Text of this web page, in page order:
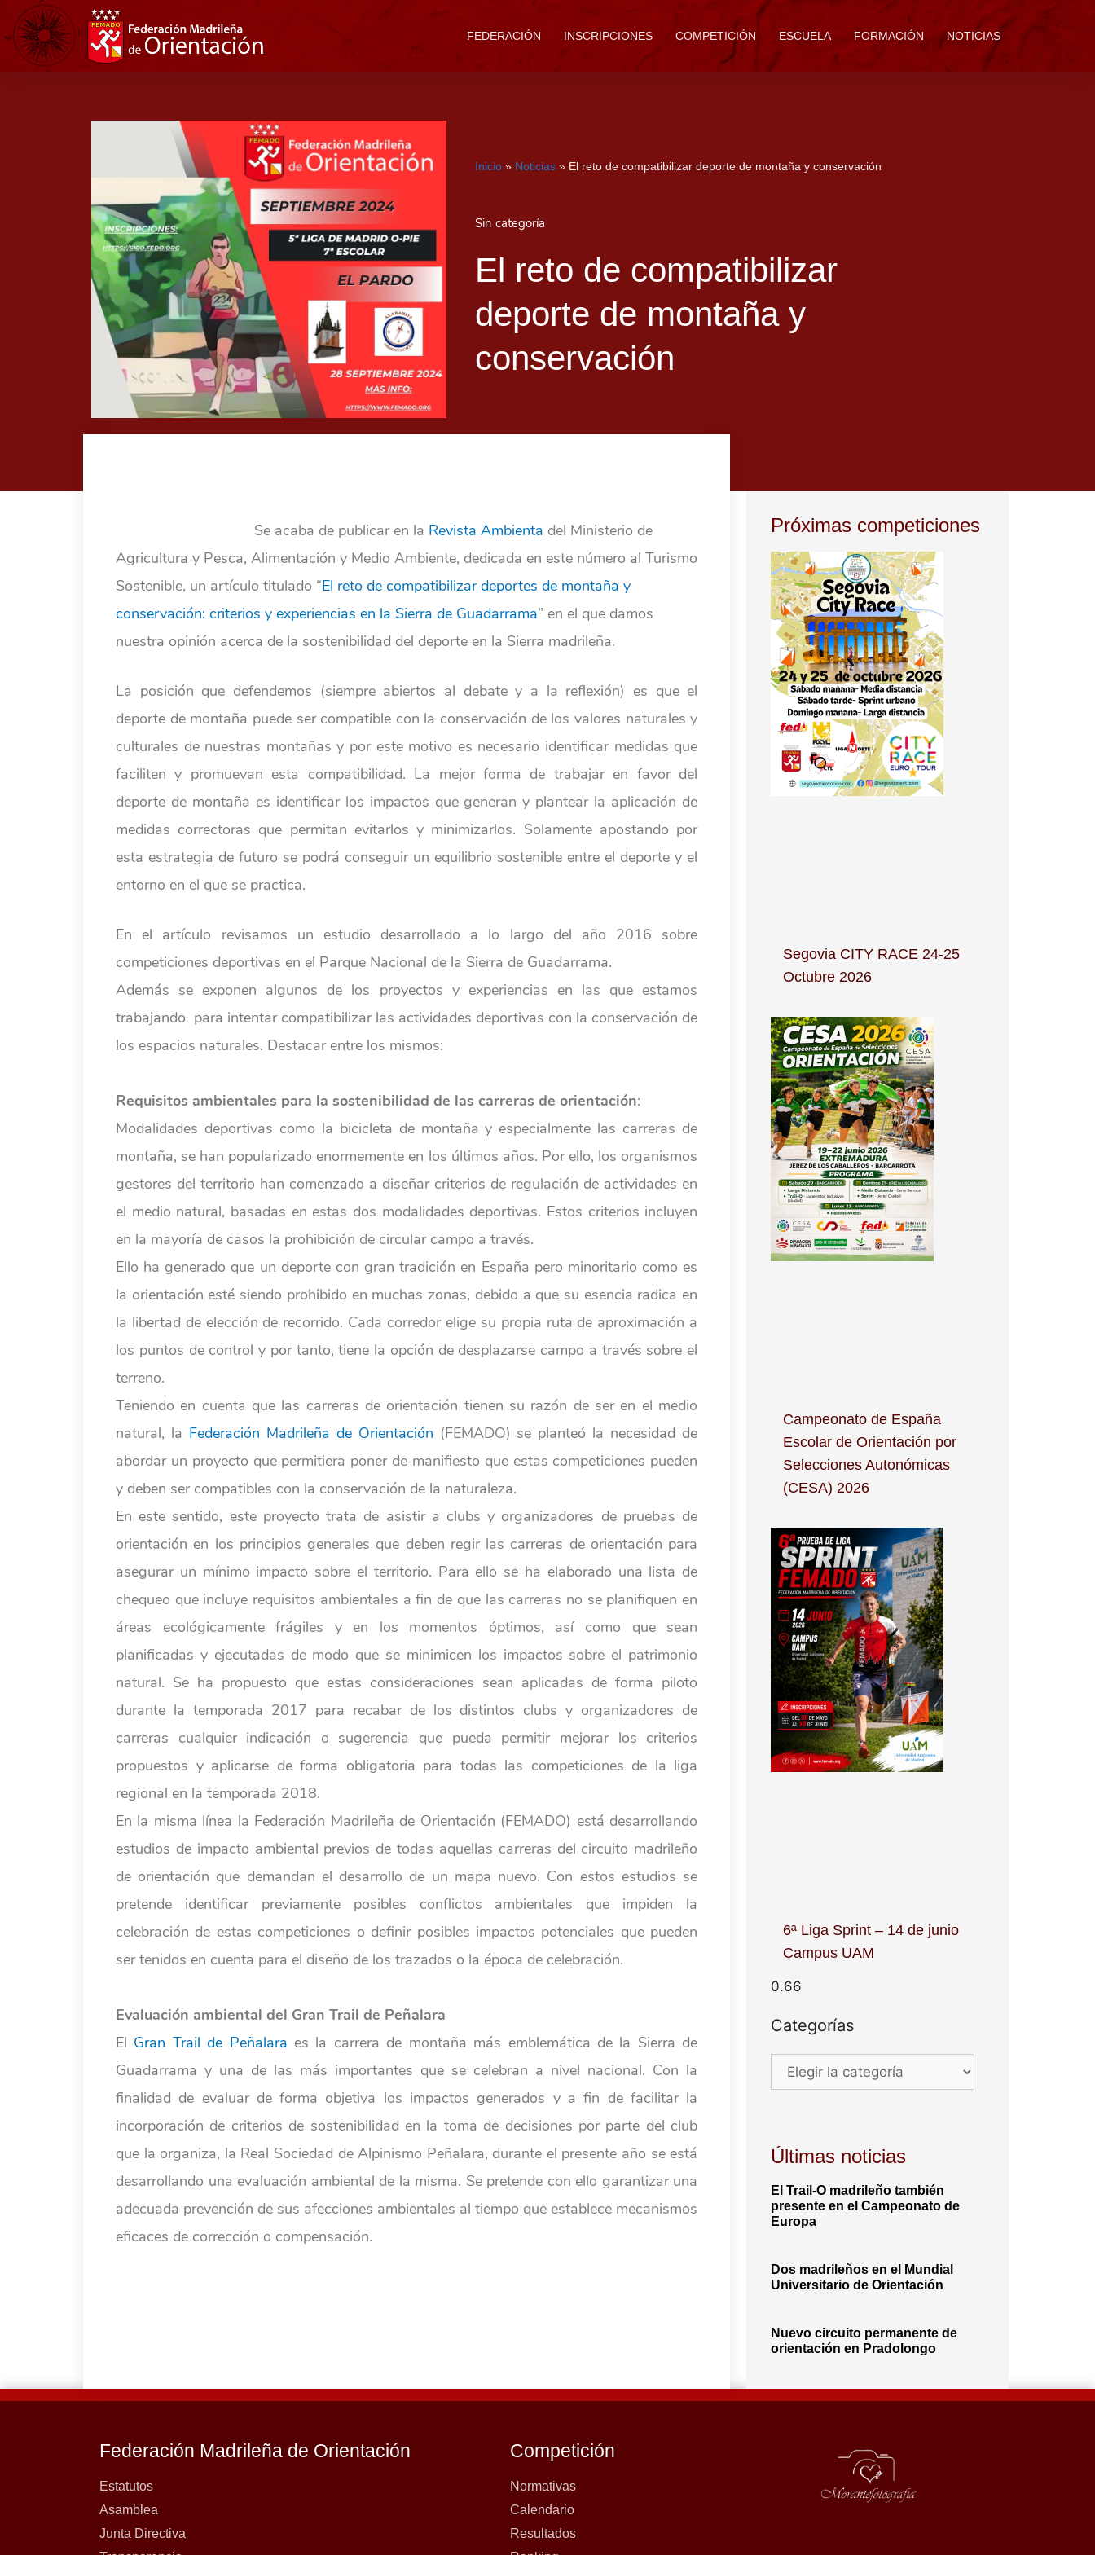
FEDERACIÓN INSCRIPCIONES COMPETICIÓN ESCUELA FORMACIÓN NOTICIAS
Inicio » Noticias » El reto de compatibilizar deporte de montaña y conservación
Sin categoría
El reto de compatibilizar
deporte de montaña y
conservación
Se acaba de publicar en la Revista Ambienta del Ministerio de
Agricultura y Pesca, Alimentación y Medio Ambiente, dedicada en este número al Turismo
Sostenible, un artículo titulado “El reto de compatibilizar deportes de montaña y
conservación: criterios y experiencias en la Sierra de Guadarrama” en el que damos
nuestra opinión acerca de la sostenibilidad del deporte en la Sierra madrileña.
La posición que defendemos (siempre abiertos al debate y a la reflexión) es que el
deporte de montaña puede ser compatible con la conservación de los valores naturales y
culturales de nuestras montañas y por este motivo es necesario identificar medidas que
faciliten y promuevan esta compatibilidad. La mejor forma de trabajar en favor del
deporte de montaña es identificar los impactos que generan y plantear la aplicación de
medidas correctoras que permitan evitarlos y minimizarlos. Solamente apostando por
esta estrategia de futuro se podrá conseguir un equilibrio sostenible entre el deporte y el
entorno en el que se practica.
En el artículo revisamos un estudio desarrollado a lo largo del año 2016 sobre
competiciones deportivas en el Parque Nacional de la Sierra de Guadarrama.
Además se exponen algunos de los proyectos y experiencias en las que estamos
trabajando para intentar compatibilizar las actividades deportivas con la conservación de
los espacios naturales. Destacar entre los mismos:
Requisitos ambientales para la sostenibilidad de las carreras de orientación:
Modalidades deportivas como la bicicleta de montaña y especialmente las carreras de
montaña, se han popularizado enormemente en los últimos años. Por ello, los organismos
gestores del territorio han comenzado a diseñar criterios de regulación de actividades en
el medio natural, basadas en estas dos modalidades deportivas. Estos criterios incluyen
en la mayoría de casos la prohibición de circular campo a través.
Ello ha generado que un deporte con gran tradición en España pero minoritario como es
la orientación esté siendo prohibido en muchas zonas, debido a que su esencia radica en
la libertad de elección de recorrido. Cada corredor elige su propia ruta de aproximación a
los puntos de control y por tanto, tiene la opción de desplazarse campo a través sobre el
terreno.
Teniendo en cuenta que las carreras de orientación tienen su razón de ser en el medio
natural, la Federación Madrileña de Orientación (FEMADO) se planteó la necesidad de
abordar un proyecto que permitiera poner de manifiesto que estas competiciones pueden
y deben ser compatibles con la conservación de la naturaleza.
En este sentido, este proyecto trata de asistir a clubs y organizadores de pruebas de
orientación en los principios generales que deben regir las carreras de orientación para
asegurar un mínimo impacto sobre el territorio. Para ello se ha elaborado una lista de
chequeo que incluye requisitos ambientales a fin de que las carreras no se planifiquen en
áreas ecológicamente frágiles y en los momentos óptimos, así como que sean
planificadas y ejecutadas de modo que se minimicen los impactos sobre el patrimonio
natural. Se ha propuesto que estas consideraciones sean aplicadas de forma piloto
durante la temporada 2017 para recabar de los distintos clubs y organizadores de
carreras cualquier indicación o sugerencia que pueda permitir mejorar los criterios
propuestos y aplicarse de forma obligatoria para todas las competiciones de la liga
regional en la temporada 2018.
En la misma línea la Federación Madrileña de Orientación (FEMADO) está desarrollando
estudios de impacto ambiental previos de todas aquellas carreras del circuito madrileño
de orientación que demandan el desarrollo de un mapa nuevo. Con estos estudios se
pretende identificar previamente posibles conflictos ambientales que impiden la
celebración de estas competiciones o definir posibles impactos potenciales que pueden
ser tenidos en cuenta para el diseño de los trazados o la época de celebración.
Evaluación ambiental del Gran Trail de Peñalara
El Gran Trail de Peñalara es la carrera de montaña más emblemática de la Sierra de
Guadarrama y una de las más importantes que se celebran a nivel nacional. Con la
finalidad de evaluar de forma objetiva los impactos generados y a fin de facilitar la
incorporación de criterios de sostenibilidad en la toma de decisiones por parte del club
que la organiza, la Real Sociedad de Alpinismo Peñalara, durante el presente año se está
desarrollando una evaluación ambiental de la misma. Se pretende con ello garantizar una
adecuada prevención de sus afecciones ambientales al tiempo que establece mecanismos
eficaces de corrección o compensación.
Próximas competiciones
Segovia CITY RACE 24-25
Octubre 2026
Campeonato de España
Escolar de Orientación por
Selecciones Autonómicas
(CESA) 2026
6ª Liga Sprint – 14 de junio
Campus UAM
Categorías
Últimas noticias
El Trail-O madrileño también
presente en el Campeonato de
Europa
Dos madrileños en el Mundial
Universitario de Orientación
Nuevo circuito permanente de
orientación en Pradolongo
Federación Madrileña de Orientación
Estatutos
Asamblea
Junta Directiva
Competición
Normativas
Calendario
Resultados